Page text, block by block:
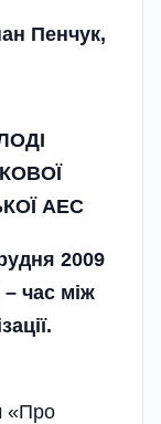
Пенчук,
АЕС
2009
час між
«Про